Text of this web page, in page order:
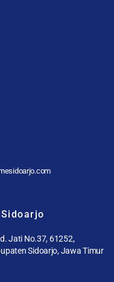
Jati No.37, 61252,
Sidoarjo, Jawa Timur